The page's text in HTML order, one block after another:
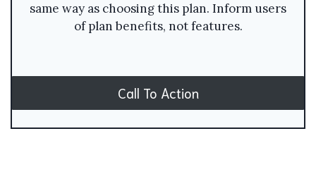
same way as choosing this plan. Inform users
of plan benefits, not features.
Call To Action